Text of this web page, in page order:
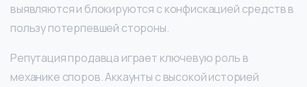
выявляются и блокируются с конфискацией средств в
пользу потерпевшей стороны.
Репутация продавца играет ключевую роль в
механике споров. Аккаунты с высокой историей